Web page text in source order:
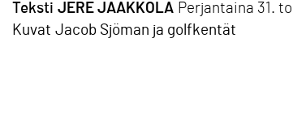
Teksti JERE JAAKKOLA Perjantaina 31.
Kuvat Jacob Sjöman ja golfkentät